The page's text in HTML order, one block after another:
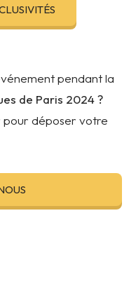
pendant la
de Paris 2024 ?
pour déposer votre